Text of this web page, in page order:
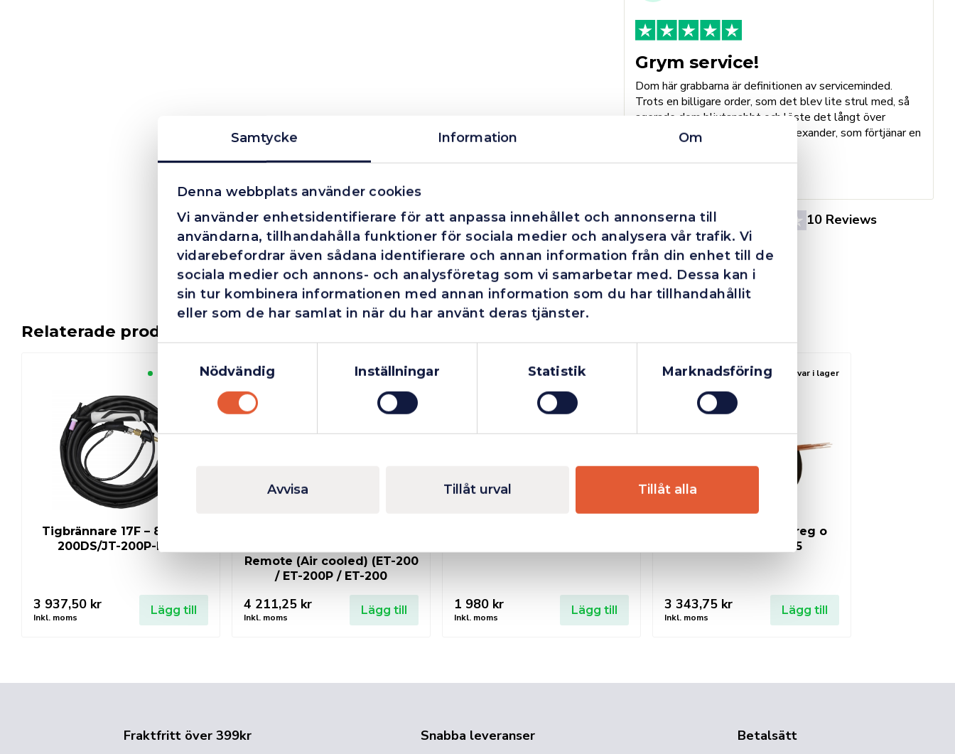
Samtycke Information Om
Denna webbplats använder cookies
Vi använder enhetsidentifierare för att anpassa innehållet och annonserna till
användarna, tillhandahålla funktioner för sociala medier och analysera vår trafik. Vi
vidarebefordrar även sådana identifierare och annan information från din enhet till de
sociala medier och annons- och analysföretag som vi samarbetar med. Dessa kan i
sin tur kombinera informationen med annan information som du har tillhandahållit
eller som de har samlat in när du har använt deras tjänster.
Nödvändig
Inställningar Statistik Marknadsföring
Avvisa Tillåt urval Tillåt alla
4.4 10 Reviews
Grym service!
Dom här grabbarna är definitionen av serviceminded.
Trots en billigare order, som det blev lite strul med, så
agerade dom blixtsnabbt och löste det långt över
förväntan. Hade kontakt med Alexander, som förtjänar en
Relaterade produkter
Finns i lager
Tigbrännare 17F – 8m (JT-
200DS/JT-200P-PFC)
3 937,50 kr
Inkl. moms
Lägg till
Fåtal kvar i lager
Remote (Air cooled) (ET-200
/ ET-200P / ET-200
4 211,25 kr
Inkl. moms
Lägg till 1 980 kr
Inkl. moms
Lägg till
Fåtal kvar i lager
Tigsvetspaket inkl reg o
tillsats okc 10/25
3 343,75 kr
Inkl. moms
Lägg till
Fraktfritt över 399kr Snabba leveranser Betalsätt